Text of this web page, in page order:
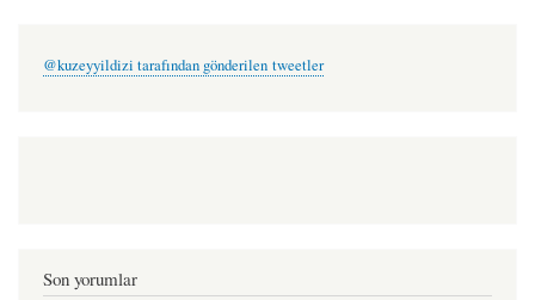
@kuzeyyildizi tarafından gönderilen tweetler
Son yorumlar